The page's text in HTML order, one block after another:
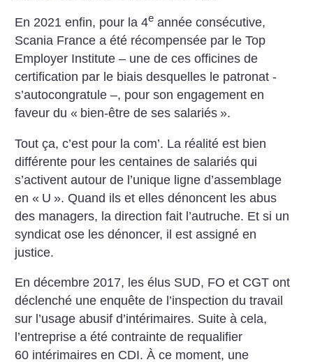
En 2021 enfin, pour la 4e année consécutive,
Scania France a été récompensée par le Top
Employer Institute – une de ces officines de
certification par le biais desquelles le patronat ­
s’autocongratule –, pour son engagement en
faveur du « bien-être de ses salariés ».
Tout ça, c’est pour la com’. La réalité est bien
différente pour les centaines de salariés qui
s’activent autour de l’unique ligne d’assemblage
en « U ». Quand ils et elles dénoncent les abus
des managers, la direction fait l’autruche. Et si un
syndicat ose les dénoncer, il est assigné en
justice.
En décembre 2017, les élus SUD, FO et CGT ont
déclenché une enquête de l’inspection du travail
sur l’usage abusif d’intérimaires. Suite à cela,
l’entreprise a été contrainte de requalifier
60 intérimaires en CDI. À ce moment, une